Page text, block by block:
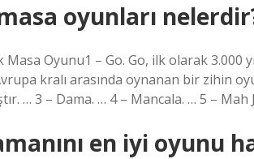
oyunları
Masa Oyunu1 – Go. Go, ilk olarak 3.000
kralı arasında oynanan bir zihin
… 3 – Dama. … 4 – Mancala. … 5 – Mah
en iyi oyunu